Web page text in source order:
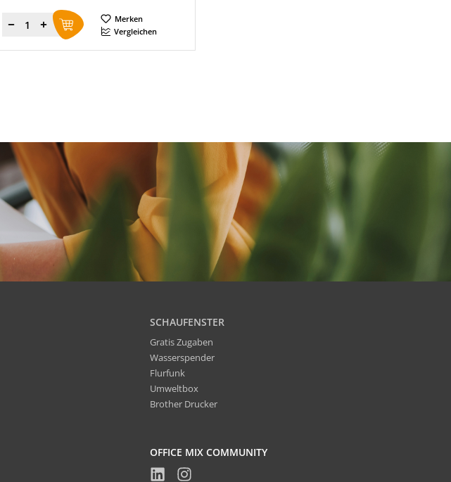
Menge
Merken
Vergleichen
SCHAUFENSTER
Gratis Zugaben
Wasserspender
Flurfunk
Umweltbox
Brother Drucker
OFFICE MIX COMMUNITY